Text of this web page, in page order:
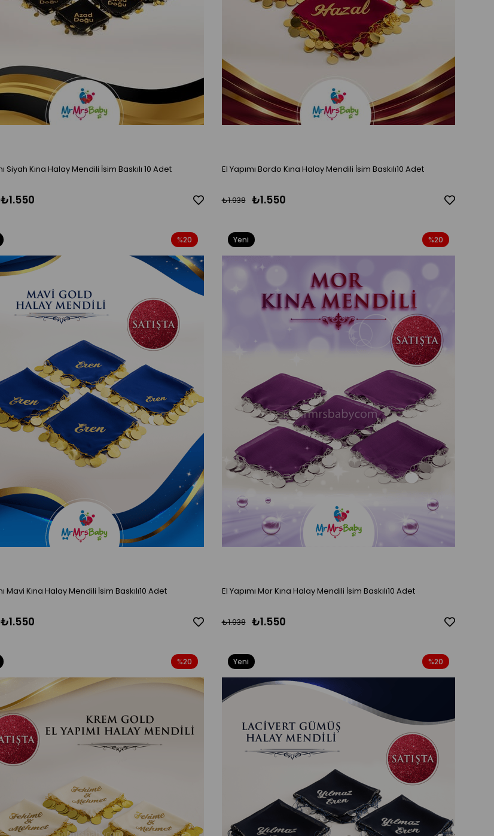
El Yapımı Siyah Kına Halay Mendili İsim Baskılı 10 Adet
₺1.550
El Yapımı Bordo Kına Halay Mendili İsim Baskılı10 Adet
₺1.550
₺1.938
El Yapımı Mavi Kına Halay Mendili İsim Baskılı10 Adet
₺1.550
%20
El Yapımı Mor Kına Halay Mendili İsim Baskılı10 Adet
₺1.550
₺1.938
%20
Yeni
Ürün
%20 %20
Yeni
Ürün